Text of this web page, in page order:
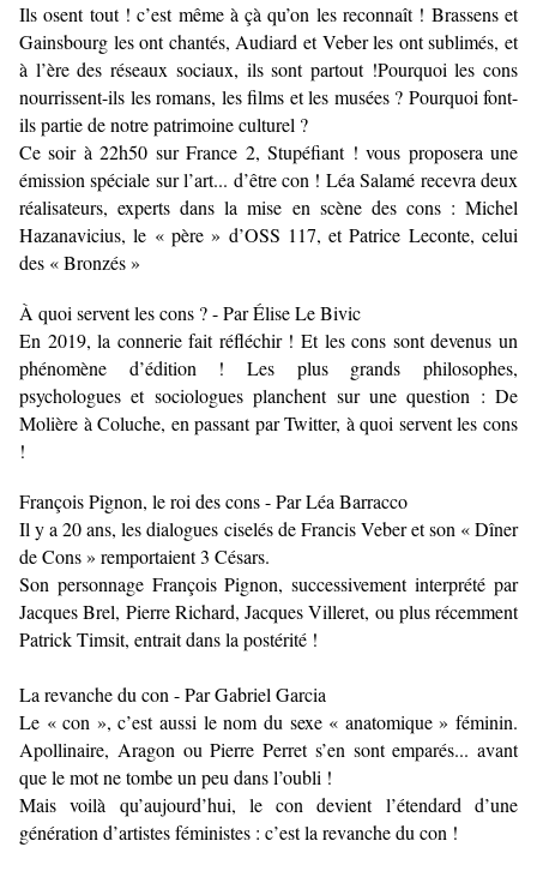
Ils osent tout ! c’est même à çà qu’on les reconnaît ! Brassens et
Gainsbourg les ont chantés, Audiard et Veber les ont sublimés, et
à l’ère des réseaux sociaux, ils sont partout !Pourquoi les cons
nourrissent-ils les romans, les films et les musées ? Pourquoi font-
ils partie de notre patrimoine culturel ?
Ce soir à 22h50 sur France 2, Stupéfiant ! vous proposera une
émission spéciale sur l’art... d’être con ! Léa Salamé recevra deux
réalisateurs, experts dans la mise en scène des cons : Michel
Hazanavicius, le « père » d’OSS 117, et Patrice Leconte, celui
des « Bronzés »
À quoi servent les cons ? - Par Élise Le Bivic
En 2019, la connerie fait réfléchir ! Et les cons sont devenus un
phénomène d’édition ! Les plus grands philosophes,
psychologues et sociologues planchent sur une question : De
Molière à Coluche, en passant par Twitter, à quoi servent les cons
!
François Pignon, le roi des cons - Par Léa Barracco
Il y a 20 ans, les dialogues ciselés de Francis Veber et son « Dîner
de Cons » remportaient 3 Césars.
Son personnage François Pignon, successivement interprété par
Jacques Brel, Pierre Richard, Jacques Villeret, ou plus récemment
Patrick Timsit, entrait dans la postérité !
La revanche du con - Par Gabriel Garcia
Le « con », c’est aussi le nom du sexe « anatomique » féminin.
Apollinaire, Aragon ou Pierre Perret s’en sont emparés... avant
que le mot ne tombe un peu dans l’oubli !
Mais voilà qu’aujourd’hui, le con devient l’étendard d’une
génération d’artistes féministes : c’est la revanche du con !